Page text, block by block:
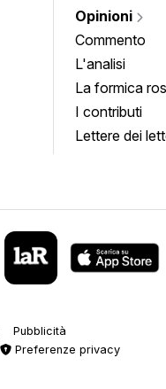
Opinioni
Commento
L'analisi
La formica
I contributi
Lettere dei
Pubblicità
Preferenze privacy